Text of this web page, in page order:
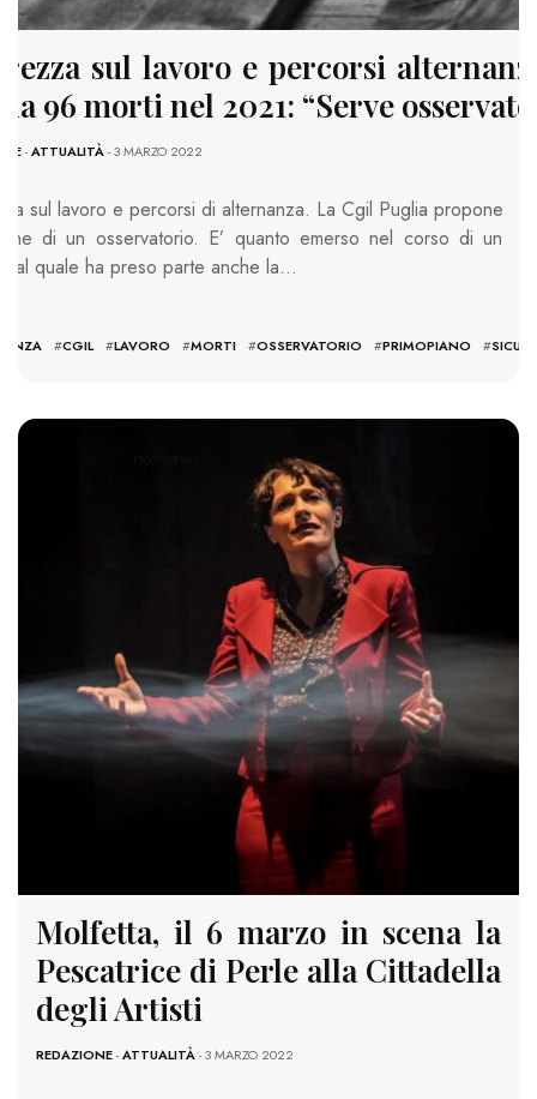
sul lavoro e percorsi
96 morti nel 2021: “Serve
-ATTUALITÀ- 3 MARZO 2022
sul lavoro e percorsi di alternanza. La Cgil Puglia propone
di un osservatorio. E’ quanto emerso nel corso di un
al quale ha preso parte anche la…
#CGIL #LAVORO #MORTI #OSSERVATORIO #PRIMOPIANO #
Molfetta, il 6 marzo in scena la
Pescatrice di Perle alla Cittadella
degli Artisti
REDAZIONE-ATTUALITÀ- 3 MARZO 2022